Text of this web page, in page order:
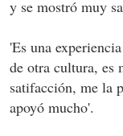
y se mostró muy
'Es una
de otra cultura, es
satifacción, me la
apoyó mucho'.